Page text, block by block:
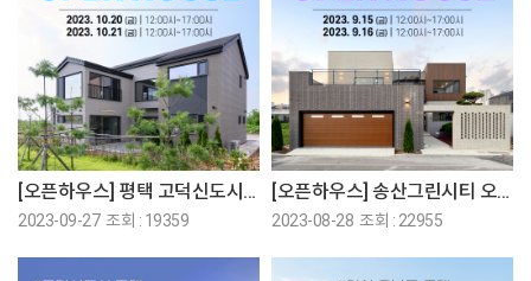
[오픈하우스] 평택 고덕신도시 오픈하우스에 초대합니다!
2023-09-27 조회 : 19359
[오픈하우스] 송산그린시티 오픈하우스에 초대합니다!
2023-08-28 조회 : 22955